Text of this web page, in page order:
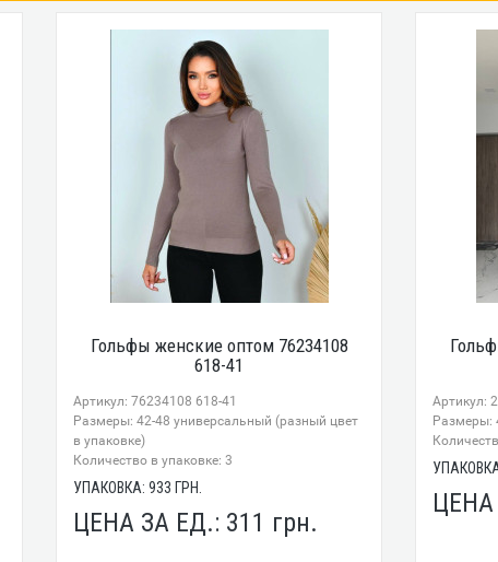
Гольфы женские оптом 76234108
618-41
Артикул: 76234108 618-41
Размеры: 42-48 универсальный (разный цвет
в упаковке)
Количество в упаковке: 3
УПАКОВКА: 933 ГРН.
ЦЕНА ЗА ЕД.: 311 грн.
Артикул:
Размеры: